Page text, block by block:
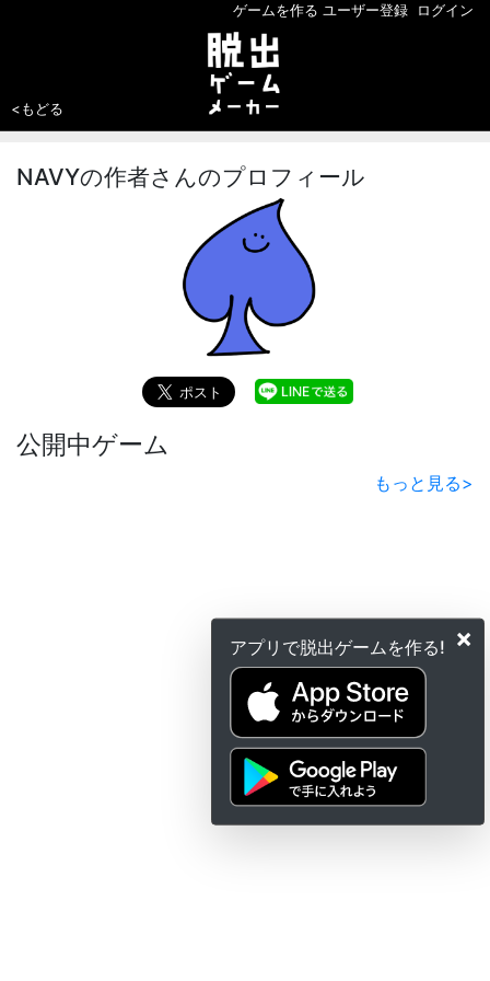
×
アプリで脱出ゲームを作る!
ゲームを作る ユーザー登録 ログイン
<もどる
NAVYの作者さんのプロフィール
公開中ゲーム
もっと見る>